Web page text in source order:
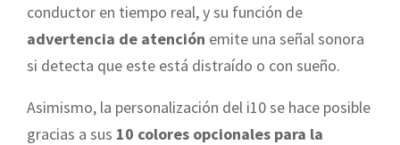
conductor en tiempo real, y su función de
advertencia de atención emite una señal sonora
si detecta que este está distraído o con sueño.
Asimismo, la personalización del i10 se hace posible
gracias a sus 10 colores opcionales para la